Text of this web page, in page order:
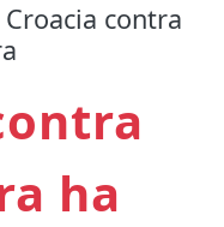
contra
ha